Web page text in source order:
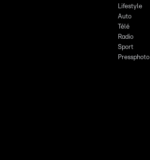
Lifestyle
Auto
Télé
Radio
Sport
Pressphoto